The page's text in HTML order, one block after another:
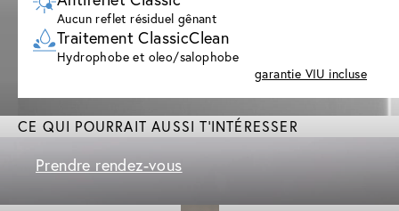
Aucun reflet résiduel gênant
Traitement ClassicClean
Hydrophobe et oleo/salophobe
garantie VIU incluse
CE QUI POURRAIT AUSSI T'INTÉRESSER
Prendre rendez-vous